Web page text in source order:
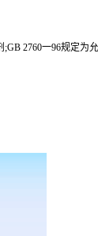
2760一96规定